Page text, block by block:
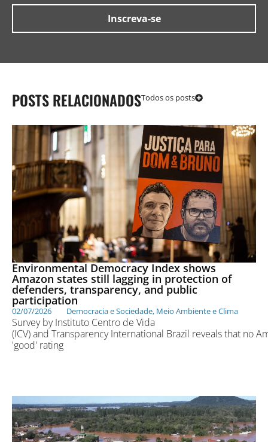
POSTS RELACIONADOSTodos os posts
Environmental Democracy Index shows
Amazon states still lagging in protection of
defenders, transparency, and public
participation
02/07/2026 Democracia e Sociedade, Meio Ambiente e Clima
Survey by Instituto Centro de Vida
(ICV) and Transparency International Brazil reveals that no
'good' rating